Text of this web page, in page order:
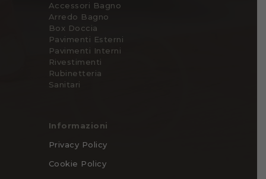
Accessori Bagno
Arredo Bagno
Box Doccia
Pavimenti Esterni
Pavimenti Interni
Rivestimenti
Rubinetteria
Sanitari
Informazioni
Privacy Policy
Cookie Policy